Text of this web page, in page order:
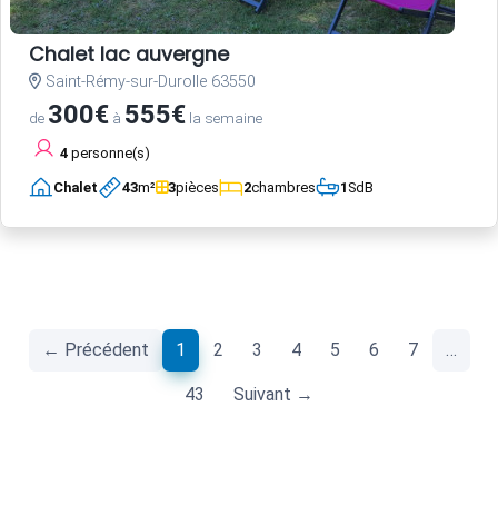
Chalet lac auvergne
Saint-Rémy-sur-Durolle 63550
de 300€ à 555€ la semaine
4 personne(s)
Chalet 43m² 3pièces 2chambres 1SdB
← Précédent 1 (current)
2 3 4 5 6 7 …
43 Suivant →